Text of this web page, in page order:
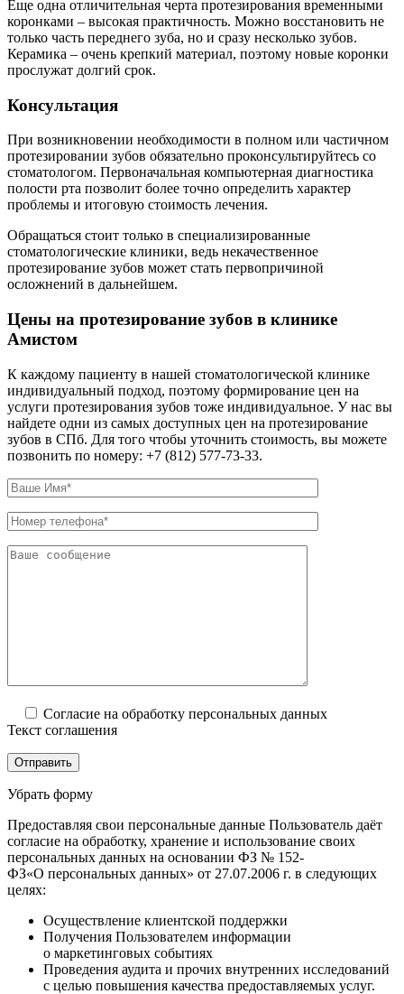
Еще одна отличительная черта протезирования временными
коронками – высокая практичность. Можно восстановить не
только часть переднего зуба, но и сразу несколько зубов.
Керамика – очень крепкий материал, поэтому новые коронки
прослужат долгий срок.
Консультация
При возникновении необходимости в полном или частичном
протезировании зубов обязательно проконсультируйтесь со
стоматологом. Первоначальная компьютерная диагностика
полости рта позволит более точно определить характер
проблемы и итоговую стоимость лечения.
Обращаться стоит только в специализированные
стоматологические клиники, ведь некачественное
протезирование зубов может стать первопричиной
осложнений в дальнейшем.
Цены на протезирование зубов в клинике
Амистом
К каждому пациенту в нашей стоматологической клинике
индивидуальный подход, поэтому формирование цен на
услуги протезирования зубов тоже индивидуальное. У нас вы
найдете одни из самых доступных цен на протезирование
зубов в СПб. Для того чтобы уточнить стоимость, вы можете
позвонить по номеру: +7 (812) 577-73-33.
Согласие на обработку персональных данных
Текст соглашения
Убрать форму
Предоставляя свои персональные данные Пользователь даёт
согласие на обработку, хранение и использование своих
персональных данных на основании ФЗ № 152-
ФЗ«О персональных данных» от 27.07.2006 г. в следующих
целях:
Осуществление клиентской поддержки
Получения Пользователем информации
о маркетинговых событиях
Проведения аудита и прочих внутренних исследований
с целью повышения качества предоставляемых услуг.